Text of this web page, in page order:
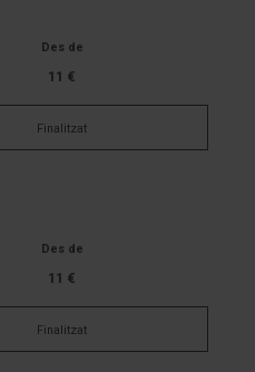
Des de
11 €
Finalitzat
Des de
11 €
Finalitzat